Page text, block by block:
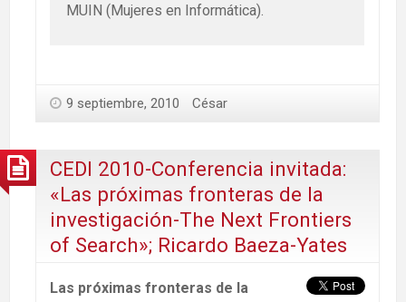
MUIN (Mujeres en Informática).
9 septiembre, 2010 César
CEDI 2010-Conferencia invitada:
«Las próximas fronteras de la
investigación-The Next Frontiers
of Search»; Ricardo Baeza-Yates
Las próximas fronteras de la